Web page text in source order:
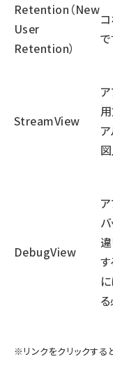
Retention（New
User
Retention）
で
StreamView
DebugView
※リンクをクリックする